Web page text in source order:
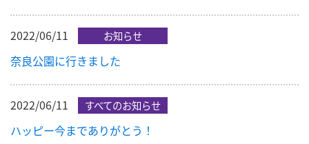
2022/06/11 お知らせ
奈良公園に行きました
2022/06/11 すべてのお知らせ
ハッピー今までありがとう！